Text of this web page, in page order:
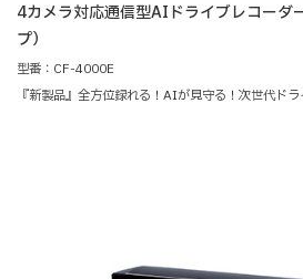
4カメラ対応通信型AIドライブレコーダ
プ）
型番：CF-4000E
『新製品』全方位録れる！AIが見守る！次世代ド